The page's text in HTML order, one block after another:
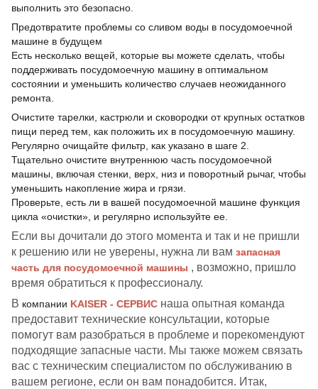
выполнить это безопасно.
Предотвратите проблемы со сливом воды в посудомоечной
машине в будущем
Есть несколько вещей, которые вы можете сделать, чтобы
поддерживать посудомоечную машину в оптимальном
состоянии и уменьшить количество случаев неожиданного
ремонта.
Очистите тарелки, кастрюли и сковородки от крупных остатков
пищи перед тем, как положить их в посудомоечную машину.
Регулярно очищайте фильтр, как указано в шаге 2.
Тщательно очистите внутреннюю часть посудомоечной
машины, включая стенки, верх, низ и поворотный рычаг, чтобы
уменьшить накопление жира и грязи.
Проверьте, есть ли в вашей посудомоечной машине функция
цикла «очистки», и регулярно используйте ее.
Если вы дочитали до этого момента и так и не пришли
к решению или не уверены, нужна ли вам запасная
часть для посудомоечной машины , возможно, пришло
время обратиться к профессионалу.
В компании KAISER - СЕРВИС наша опытная команда
предоставит технические консультации, которые
помогут вам разобраться в проблеме и порекомендуют
подходящие запасные части. Мы также можем связать
вас с техническим специалистом по обслуживанию в
вашем регионе, если он вам понадобится. Итак,